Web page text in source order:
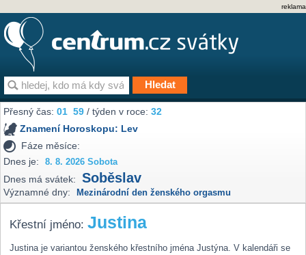
reklama
Přesný čas:01 59 / týden v roce:32
Znamení Horoskopu: Lev
Fáze měsíce:
Dnes je:
8. 8. 2026 Sobota
Dnes má svátek: Soběslav
Významné dny: Mezinárodní den ženského orgasmu
Křestní jméno: Justina
Justina je variantou ženského křestního jména Justýna. V kalendáři se